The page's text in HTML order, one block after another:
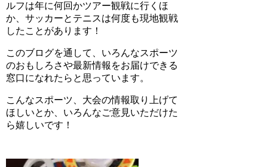
ルフは年に何回かツアー観戦に行くほ
か、サッカーとテニスは何度も現地観戦
したことがあります！
このブログを通して、いろんなスポーツ
のおもしろさや最新情報をお届けできる
窓口になれたらと思っています。
こんなスポーツ、大会の情報取り上げて
ほしいとか、いろんなご意見いただけた
ら嬉しいです！